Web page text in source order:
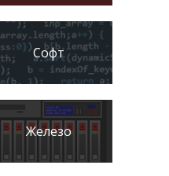
Софт
Железо